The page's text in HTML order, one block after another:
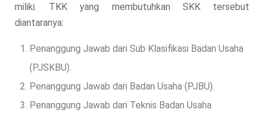
miliki. TKK yang membutuhkan SKK tersebut
diantaranya:
Penanggung Jawab dari Sub Klasifikasi Badan Usaha
(PJSKBU).
Penanggung Jawab dari Badan Usaha (PJBU).
Penanggung Jawab dari Teknis Badan Usaha